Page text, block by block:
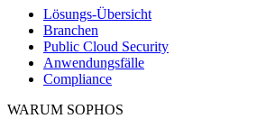
Lösungs-Übersicht
Branchen
Public Cloud Security
Anwendungsfälle
Compliance
WARUM SOPHOS